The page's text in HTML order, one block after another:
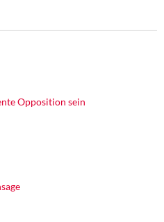
Opposition sein